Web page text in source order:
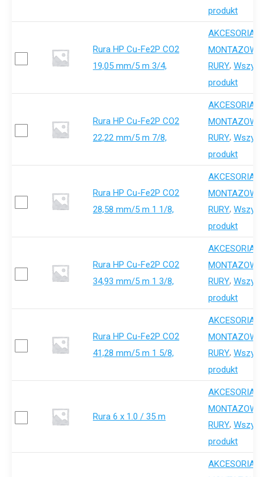
produkt
Rura HP Cu-Fe2P CO2
19,05 mm/5 m 3/4,
AKCESORIA-
MONTAZOWE
RURY,
produkt
Rura HP Cu-Fe2P CO2
22,22 mm/5 m 7/8,
AKCESORIA-
MONTAZOWE
RURY,
produkt
Rura HP Cu-Fe2P CO2
28,58 mm/5 m 1 1/8,
AKCESORIA-
MONTAZOWE
RURY,
produkt
Rura HP Cu-Fe2P CO2
34,93 mm/5 m 1 3/8,
AKCESORIA-
MONTAZOWE
RURY,
produkt
Rura HP Cu-Fe2P CO2
41,28 mm/5 m 1 5/8,
AKCESORIA-
MONTAZOWE
RURY,
produkt
Rura 6 x 1.0 / 35 m
AKCESORIA-
MONTAZOWE
RURY,
produkt
AKCESORIA-